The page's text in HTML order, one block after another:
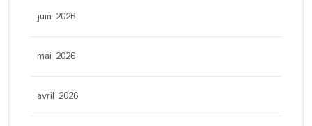
juin 2026
mai 2026
avril 2026